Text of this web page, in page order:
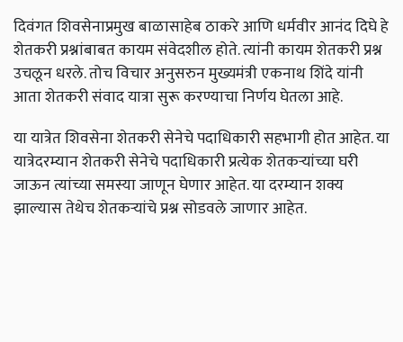
दिवंगत शिवसेनाप्रमुख बाळासाहेब ठाकरे आणि धर्मवीर आनंद दिघे हे
शेतकरी प्रश्नांबाबत कायम संवेदशील होते. त्यांनी कायम शेतकरी प्रश्न
उचलून धरले. तोच विचार अनुसरुन मुख्यमंत्री एकनाथ शिंदे यांनी
आता शेतकरी संवाद यात्रा सुरू करण्याचा निर्णय घेतला आहे.
या यात्रेत शिवसेना शेतकरी सेनेचे पदाधिकारी सहभागी होत आहेत. या
यात्रेदरम्यान शेतकरी सेनेचे पदाधिकारी प्रत्येक शेतकऱ्यांच्या घरी
जाऊन त्यांच्या समस्या जाणून घेणार आहेत. या दरम्यान शक्य
झाल्यास तेथेच शेतकऱ्यांचे प्रश्न सोडवले जाणार आहेत.